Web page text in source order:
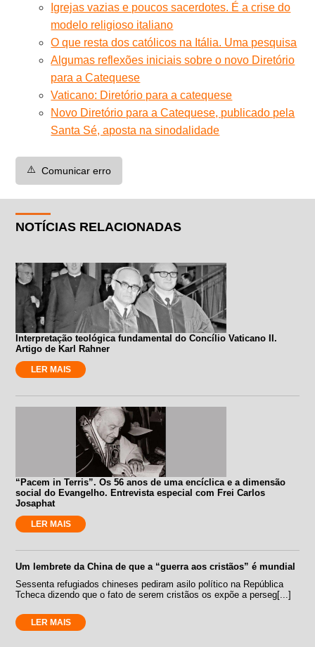
Igrejas vazias e poucos sacerdotes. É a crise do
modelo religioso italiano
O que resta dos católicos na Itália. Uma pesquisa
Algumas reflexões iniciais sobre o novo Diretório
para a Catequese
Vaticano: Diretório para a catequese
Novo Diretório para a Catequese, publicado pela
Santa Sé, aposta na sinodalidade
⚠️ Comunicar erro
NOTÍCIAS RELACIONADAS
Interpretação teológica fundamental do Concílio Vaticano II.
Artigo de Karl Rahner
LER MAIS
“Pacem in Terris”. Os 56 anos de uma encíclica e a dimensão
social do Evangelho. Entrevista especial com Frei Carlos
Josaphat
LER MAIS
Um lembrete da China de que a “guerra aos cristãos” é mundial
Sessenta refugiados chineses pediram asilo político na República
Tcheca dizendo que o fato de serem cristãos os expõe a perseg[...]
LER MAIS